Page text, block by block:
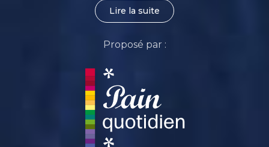
Lire la suite
Proposé par :